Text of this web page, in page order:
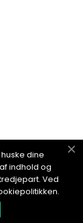
dine
indhold og
Ved